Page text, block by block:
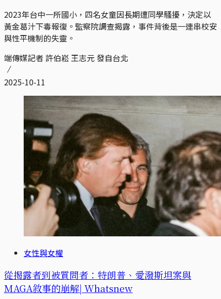
2023年台中一所國小，四名女童因長期遭同學騷擾，決定以
黃金葛汁下毒報復。監察院調查揭露，事件背後是一連串校安
與性平機制的失靈。
端傳媒記者 許伯崧 王志元 發自台北
2025-10-11
女性與女權
從揭露者到被質問者：特朗普、愛潑斯坦案與
MAGA敘事的崩解| Whatsnew